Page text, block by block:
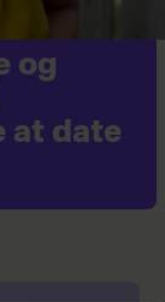
og
at date